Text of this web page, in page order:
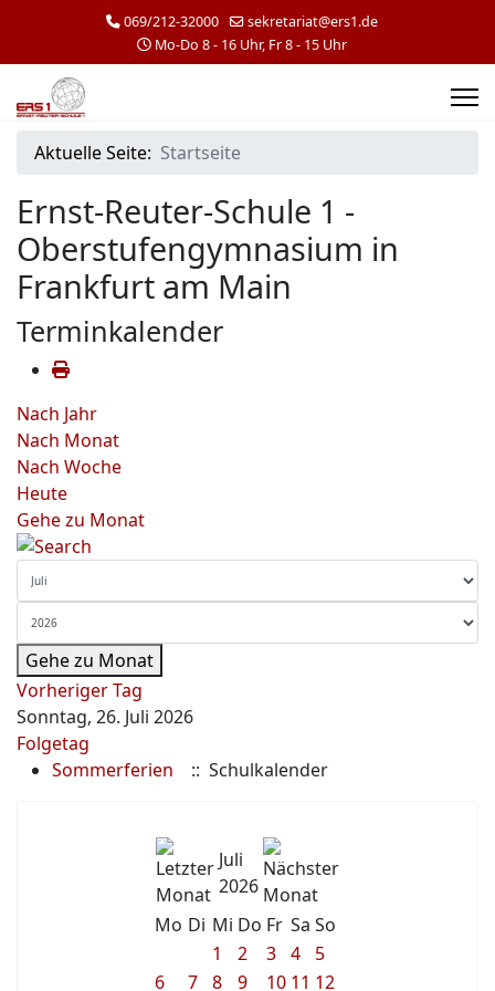
069/212-32000
sekretariat@ers1.de
Mo-Do 8 - 16 Uhr, Fr 8 - 15 Uhr
Aktuelle Seite: Startseite
Ernst-Reuter-Schule 1 -
Oberstufengymnasium in
Frankfurt am Main
Terminkalender
Nach Jahr
Nach Monat
Nach Woche
Heute
Gehe zu Monat
Gehe zu Monat
Vorheriger Tag
Sonntag, 26. Juli 2026
Folgetag
Sommerferien
:: Schulkalender
Juli
2026
Mo Di Mi Do Fr Sa So
1
2 3 4
5
6
7 8 9 10 11 12